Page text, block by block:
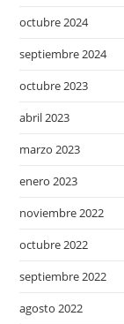
octubre 2024
septiembre 2024
octubre 2023
abril 2023
marzo 2023
enero 2023
noviembre 2022
octubre 2022
septiembre 2022
agosto 2022